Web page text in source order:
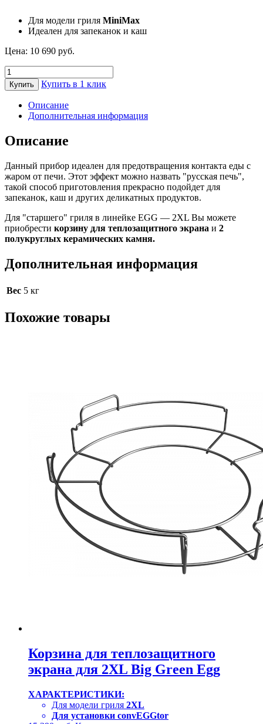
Для модели гриля MiniMax
Идеален для запеканок и каш
Цена: 10 690 руб.
Количество
товара
Экран
теплозащитный
convEGGtor
EGG
MiniMax
Green
Egg
Купить Купить в 1 клик
Описание
Дополнительная информация
Описание
Данный прибор идеален для предотвращения контакта еды с
жаром от печи. Этот эффект можно назвать "русская печь",
такой способ приготовления прекрасно подойдет для
запеканок, каш и других деликатных продуктов.
Для "старшего" гриля в линейке EGG — 2ХL Вы можете
приобрести корзину для теплозащитного экрана и 2
полукруглых керамических камня.
Дополнительная информация
Вес 5 кг
Похожие товары
Корзина для теплозащитного
экрана для 2XL Big Green Egg
ХАРАКТЕРИСТИКИ:
Для модели гриля 2XL
Для установки convEGGtor